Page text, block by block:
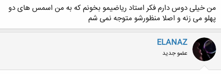
من خیلی دوس دارم فکر استاد ریاضیمو بخونم که به من اسمس های دو
پهلو می زنه و اصلا منظورشو متوجه نمی شم
ELANAZ
عضو جدید